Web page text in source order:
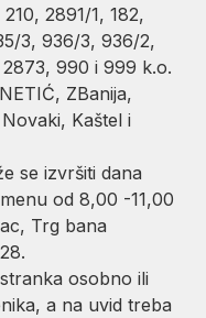
2891/1, 182,
3, 936/3, 936/2,
990 i 999 k.o.
ZBanija,
Kaštel i
se izvršiti dana
od 8,00 -11,00
Trg bana
osobno ili
a na uvid treba